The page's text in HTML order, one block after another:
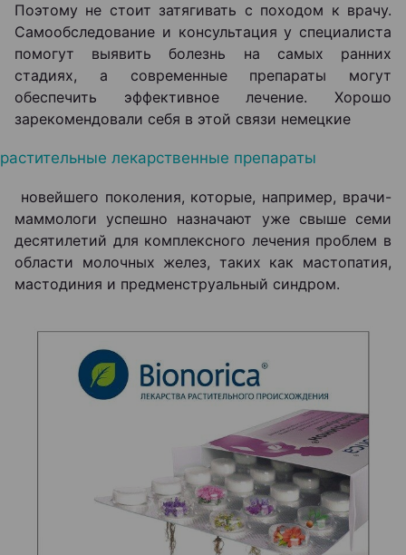
Поэтому не стоит затягивать с походом к врачу.
Самообследование и консультация у специалиста
помогут выявить болезнь на самых ранних
стадиях, а современные препараты могут
обеспечить эффективное лечение. Хорошо
зарекомендовали себя в этой связи немецкие
растительные лекарственные препараты
новейшего поколения, которые, например, врачи-
маммологи успешно назначают уже свыше семи
десятилетий для комплексного лечения проблем в
области молочных желез, таких как мастопатия,
мастодиния и предменструальный синдром.